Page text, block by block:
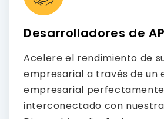
Desarrolladores de
Acelere el rendimiento de
empresarial a través de un
empresarial perfectamente
interconectado con